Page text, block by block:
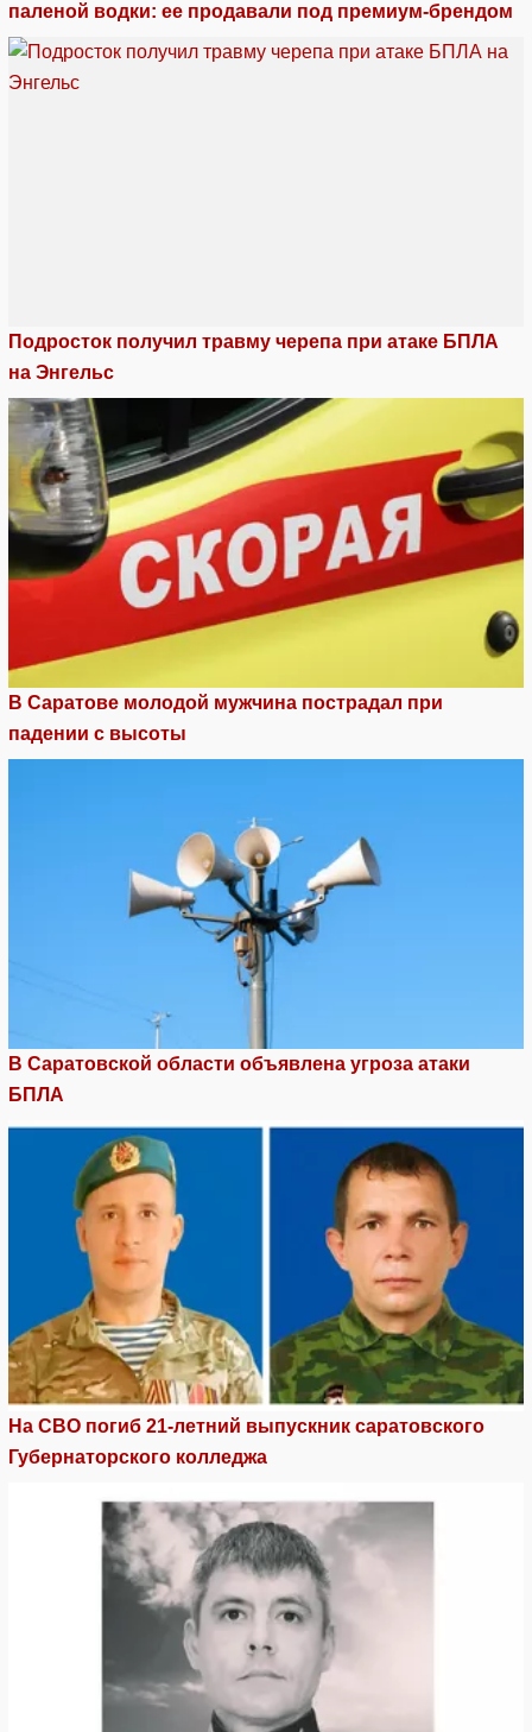
паленой водки: ее продавали под премиум-брендом
Подросток получил травму черепа при атаке БПЛА
на Энгельс
В Саратове молодой мужчина пострадал при
падении с высоты
В Саратовской области объявлена угроза атаки
БПЛА
На СВО погиб 21-летний выпускник саратовского
Губернаторского колледжа